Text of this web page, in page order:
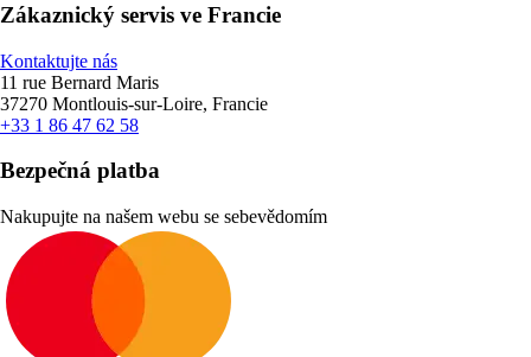
Zákaznický servis ve Francie
Kontaktujte nás
11 rue Bernard Maris
37270 Montlouis-sur-Loire, Francie
+33 1 86 47 62 58
Bezpečná platba
Nakupujte na našem webu se sebevědomím